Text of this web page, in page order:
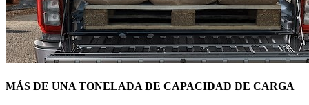
MÁS DE UNA TONELADA DE CAPACIDAD DE CARGA